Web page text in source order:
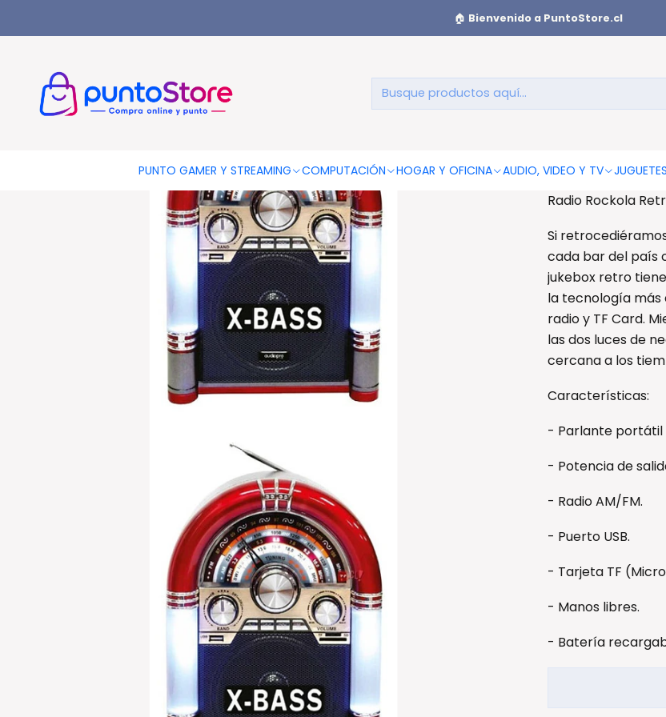
PUNTO GAMER Y STREAMING COMPUTACIÓN HOGAR Y OFICINA AUDIO, VIDEO Y TV
🏠 Bienvenido a PuntoStore.cl
Radio Rockola Retro Bluetooth Portátil 5w - Ps
Radio
Radio Rockola
Si
cada bar del país
jukebox retro
la tecnología más
radio y TF Card.
las dos luces de
cercana a los
Características:
- Parlante portátil
- Potencia de
- Radio AM/FM.
- Puerto USB.
- Tarjeta TF
- Manos libres.
- Batería